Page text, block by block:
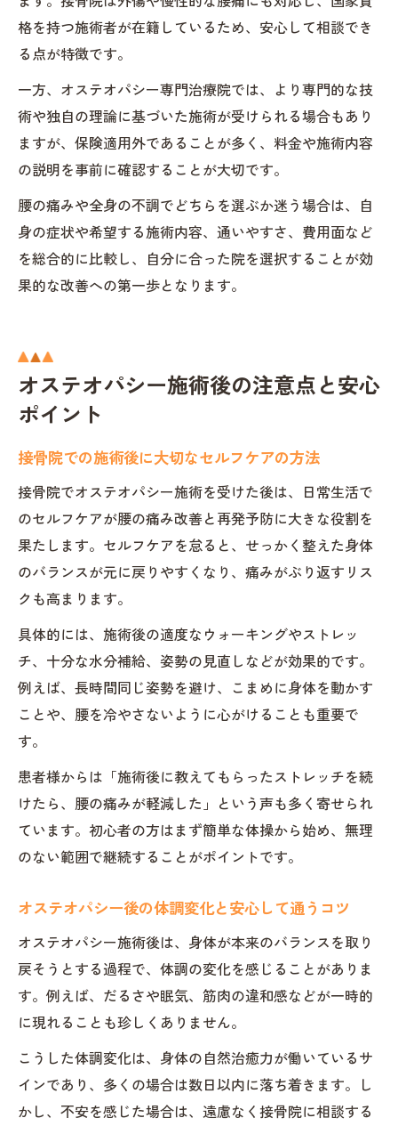
格を持つ施術者が在籍しているため、安心して相談でき
る点が特徴です。
一方、オステオパシー専門治療院では、より専門的な技
術や独自の理論に基づいた施術が受けられる場合もあり
ますが、保険適用外であることが多く、料金や施術内容
の説明を事前に確認することが大切です。
腰の痛みや全身の不調でどちらを選ぶか迷う場合は、自
身の症状や希望する施術内容、通いやすさ、費用面など
を総合的に比較し、自分に合った院を選択することが効
果的な改善への第一歩となります。
オステオパシー施術後の注意点と安心
ポイント
接骨院での施術後に大切なセルフケアの方法
接骨院でオステオパシー施術を受けた後は、日常生活で
のセルフケアが腰の痛み改善と再発予防に大きな役割を
果たします。セルフケアを怠ると、せっかく整えた身体
のバランスが元に戻りやすくなり、痛みがぶり返すリス
クも高まります。
具体的には、施術後の適度なウォーキングやストレッ
チ、十分な水分補給、姿勢の見直しなどが効果的です。
例えば、長時間同じ姿勢を避け、こまめに身体を動かす
ことや、腰を冷やさないように心がけることも重要で
す。
患者様からは「施術後に教えてもらったストレッチを続
けたら、腰の痛みが軽減した」という声も多く寄せられ
ています。初心者の方はまず簡単な体操から始め、無理
のない範囲で継続することがポイントです。
オステオパシー後の体調変化と安心して通うコツ
オステオパシー施術後は、身体が本来のバランスを取り
戻そうとする過程で、体調の変化を感じることがありま
す。例えば、だるさや眠気、筋肉の違和感などが一時的
に現れることも珍しくありません。
こうした体調変化は、身体の自然治癒力が働いているサ
インであり、多くの場合は数日以内に落ち着きます。し
かし、不安を感じた場合は、遠慮なく接骨院に相談する